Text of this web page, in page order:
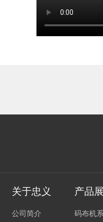
关于忠义
公司简介
产品
码布机